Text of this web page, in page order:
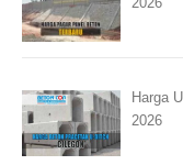
Harga
2026